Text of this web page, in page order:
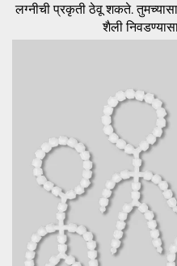
लग्नीची प्रकृती ठेवू शकते.
शैली